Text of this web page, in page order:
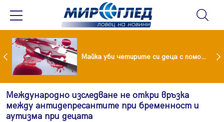
Проф.Кантарджиев: Пазете се от комарите и полово предаваните инфекции Майка уби четирите си деца с помощта на баба им, след което се самоуби
Международно изследване не откри връзка
между антидепресантите при бременност и
аутизма при децата